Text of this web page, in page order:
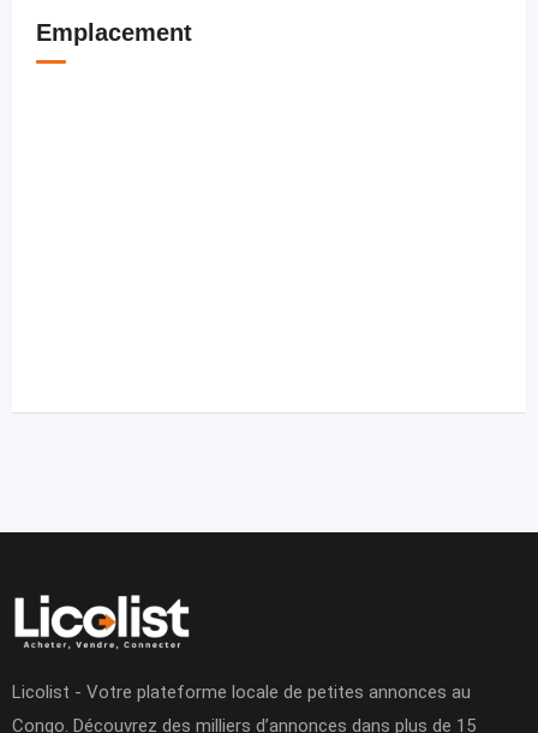
Emplacement
Licolist - Votre plateforme locale de petites annonces au
Congo. Découvrez des milliers d’annonces dans plus de 15